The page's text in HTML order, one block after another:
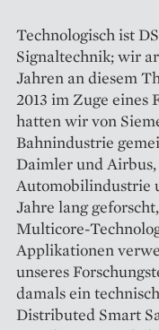
Technologisch ist
Signal­technik; wir
Jahren an diesem
2013 im Zuge eines
hatten wir von
Bahn­industrie
Daimler und
Automobilindustrie
Jahre lang
Multicore-
Applikationen
unseres
damals ein
Distributed Smart